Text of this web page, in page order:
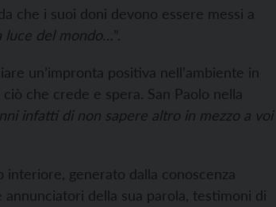
che i suoi doni devono essere messi a
luce del mondo…”.
un’impronta positiva nell’ambiente in
che crede e spera. San Paolo nella
infatti di non sapere altro in mezzo a voi
generato dalla conoscenza
della sua parola, testimoni di